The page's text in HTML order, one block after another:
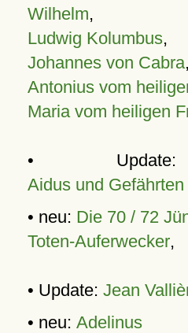
Wilhelm,
Ludwig Kolumbus,
Johannes von Cabra,
Antonius vom
Maria vom heiligen
•
Aidus und Gefährten
• neu: Die 70 / 72
Toten-Auferwecker,
• Update: Jean
• neu: Adelinus